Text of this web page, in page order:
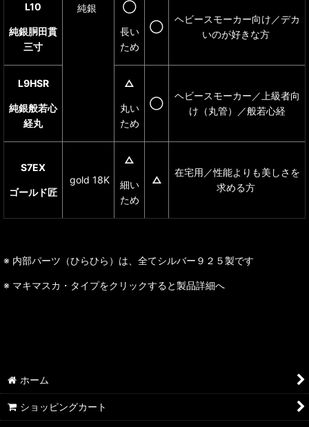
純銀
L10
純銀胴田貫
三寸
◯
長い
ため
◯
ヘビースモーカー向け／デカ
いのが好きな方
L9HSR
純銀般若心
経丸
△
丸い
ため
◯
ヘビースモーカー／上級者向
け（丸管）／般若心経
S7EX
ゴールド匠
gold 18K
△
細い
ため
△
在宅用／性能よりも美しさを
求める方
※ 内部パーツ（ひらひら）は、全てシルバー９２５製です
※ マキマスカ・タイプをクリックすると製品詳細へ
ホーム
ショッピングカート